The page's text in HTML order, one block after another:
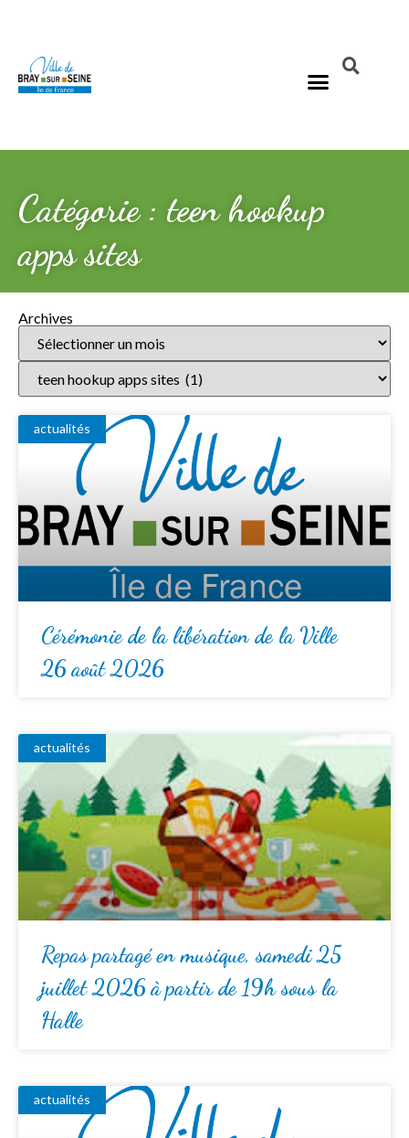
Catégorie : teen hookup
apps sites
Archives
actualités
Cérémonie de la libération de la Ville
26 août 2026
actualités
Repas partagé en musique, samedi 25
juillet 2026 à partir de 19h sous la
Halle
actualités